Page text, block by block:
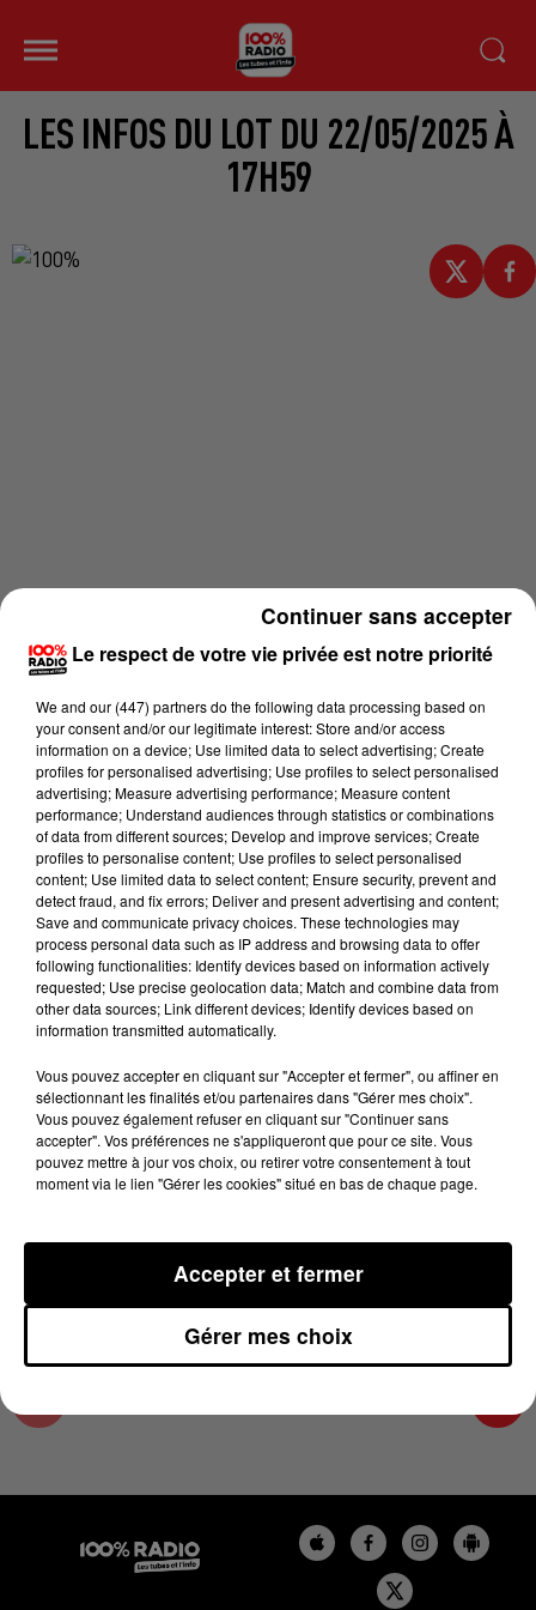
LES INFOS DU LOT DU 22/05/2025 À
17H59
Lecture (3 min 57 sec)
100%
100% Radio les infos du Lot
22 mai 2025 - 3 min 57 sec
LES INFOS DU LOT DU 22/05/2025 À 17H59
22/05/2025
Le respect de votre vie privée est notre priorité
We and our (447) partnersdo the following data processing based on
your consent and/or our legitimate interest: Store and/or access
information on a device; Use limited data to select advertising; Create
profiles for personalised advertising; Use profiles to select personalised
advertising; Measure advertising performance; Measure content
performance; Understand audiences through statistics or combinations
of data from different sources; Develop and improve services; Create
profiles to personalise content; Use profiles to select personalised
content; Use limited data to select content; Ensure security, prevent and
detect fraud, and fix errors; Deliver and present advertising and content;
Save and communicate privacy choices. These technologies may
process personal data such as IP address and browsing data to offer
following functionalities: Identify devices based on information actively
requested; Use precise geolocation data; Match and combine data from
other data sources; Link different devices; Identify devices based on
information transmitted automatically.
Vous pouvez accepter en cliquant sur "Accepter et fermer", ou affiner en
sélectionnant les finalités et/ou partenaires dans "Gérer mes choix".
Vous pouvez également refuser en cliquant sur "Continuer sans
accepter". Vos préférences ne s'appliqueront que pour ce site. Vous
pouvez mettre à jour vos choix, ou retirer votre consentement à tout
moment via le lien "Gérer les cookies" situé en bas de chaque page.
Gérer mes choix
Accepter et fermer
Continuer sans accepter